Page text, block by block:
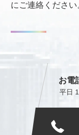
にご連絡ください
お電
平日